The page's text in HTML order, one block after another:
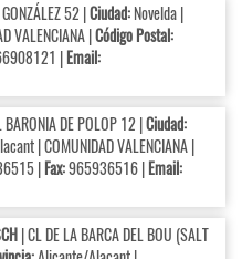
52 |Ciudad:Novelda |
VALENCIANA |Código Postal:
|Email:
BARONIA DE POLOP 12 |Ciudad:
| COMUNIDAD VALENCIANA |
|Fax:965936516 |Email:
| CL DE LA BARCA DEL BOU (SALT